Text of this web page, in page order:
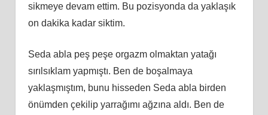
sikmeye devam ettim. Bu pozisyonda da yaklaşık
on dakika kadar siktim.
Seda abla peş peşe orgazm olmaktan yatağı
sırılsıklam yapmıştı. Ben de boşalmaya
yaklaşmıştım, bunu hisseden Seda abla birden
önümden çekilip yarrağımı ağzına aldı. Ben de